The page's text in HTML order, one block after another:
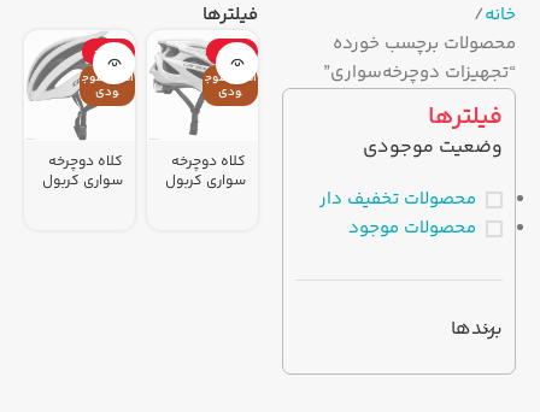
خانه
محصولات برچسب خورده
“تجهیزات دوچرخه‌سواری”
فیلترها
وضعیت موجودی
محصولات تخفیف دار
محصولات موجود
برندها
فیلترها
-22%
اتمام موج
ودی
کلاه دوچرخه
سواری کربول
-28%
اتمام موج
ودی
کلاه دوچرخه
سواری کربول